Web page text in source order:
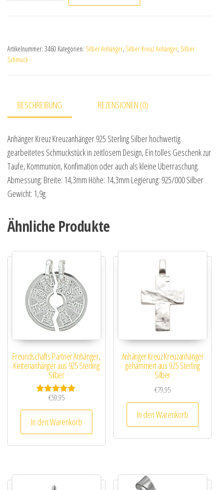
Artikelnummer: 3460 Kategorien: Silber Anhänger, Silber Kreuz Anhänger, Silber
Schmuck
BESCHREIBUNG REZENSIONEN (0)
Anhänger Kreuz Kreuzanhänger 925 Sterling Silber hochwertig
gearbeitetes Schmuckstück in zeitlosem Design, Ein tolles Geschenk zur
Taufe, Kommunion, Konfimation oder auch als kleine Überraschung.
Abmessung: Breite: 14,3mm Höhe: 14,3mm Legierung: 925/000 Silber
Gewicht: 1,9g
Ähnliche Produkte
Freundschafts Partner Anhänger,
Kettenanhänger aus 925 Sterling
Silber
Bewertet mit
€59,95
In den Warenkorb
Anhänger Kreuz Kreuzanhänger
gehämmert aus 925 Sterling
Silber
€79,95
In den Warenkorb